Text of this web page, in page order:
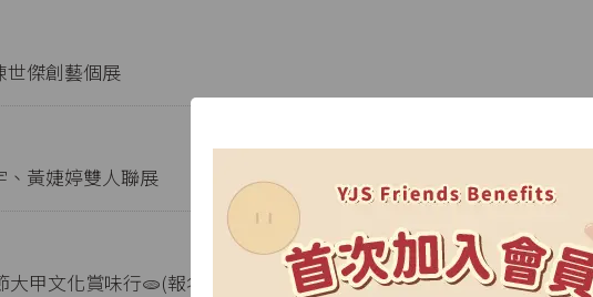
世傑創藝個展
、黃婕婷雙人聯展
大甲文化賞味行🫓(報名已額滿，謝謝大家的支持🙏）